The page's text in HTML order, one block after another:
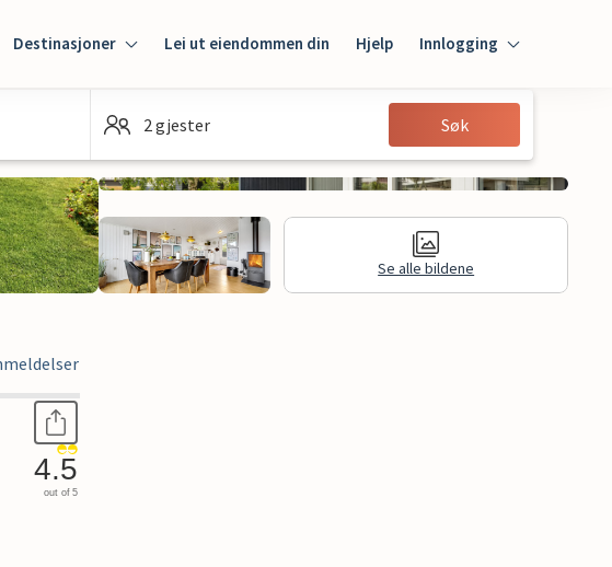
Destinasjoner Lei ut eiendommen din Hjelp Innlogging
Innlogging
Gjest
2 gjester Søk
Se alle bildene
4.5
out of 5